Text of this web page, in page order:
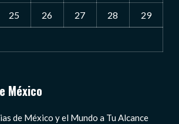
25 26 27 28 29
México
de México y el Mundo a Tu Alcance